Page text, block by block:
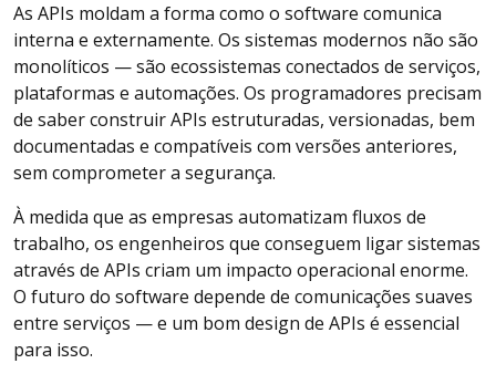
As APIs moldam a forma como o software comunica
interna e externamente. Os sistemas modernos não são
monolíticos — são ecossistemas conectados de serviços,
plataformas e automações. Os programadores precisam
de saber construir APIs estruturadas, versionadas, bem
documentadas e compatíveis com versões anteriores,
sem comprometer a segurança.
À medida que as empresas automatizam fluxos de
trabalho, os engenheiros que conseguem ligar sistemas
através de APIs criam um impacto operacional enorme.
O futuro do software depende de comunicações suaves
entre serviços — e um bom design de APIs é essencial
para isso.